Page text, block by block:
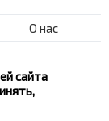
и
О нас
сайта